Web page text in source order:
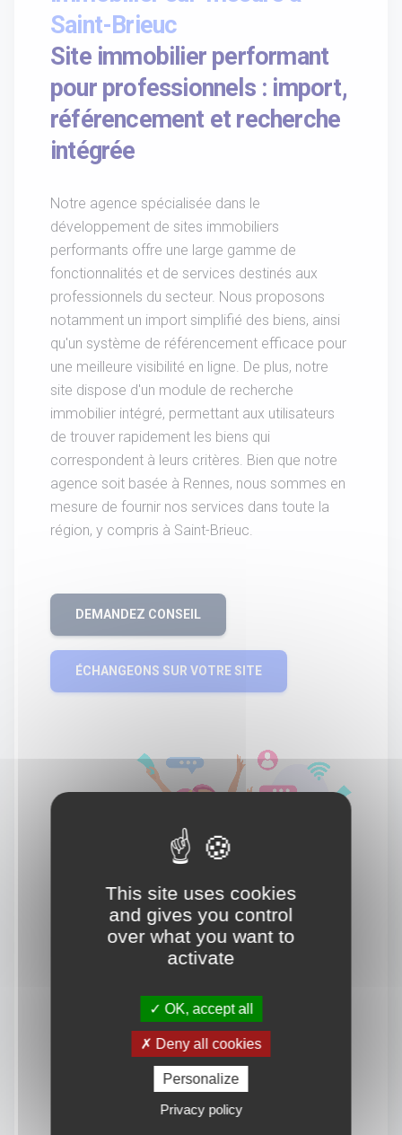
Saint-Brieuc
Site immobilier performant
pour professionnels : import,
référencement et recherche
intégrée
Notre agence spécialisée dans le
développement de sites immobiliers
performants offre une large gamme de
fonctionnalités et de services destinés aux
professionnels du secteur. Nous proposons
notamment un import simplifié des biens, ainsi
qu'un système de référencement efficace pour
une meilleure visibilité en ligne. De plus, notre
site dispose d'un module de recherche
immobilier intégré, permettant aux utilisateurs
de trouver rapidement les biens qui
correspondent à leurs critères. Bien que notre
agence soit basée à Rennes, nous sommes en
mesure de fournir nos services dans toute la
région, y compris à Saint-Brieuc.
DEMANDEZ CONSEIL
ÉCHANGEONS SUR VOTRE SITE
This site uses cookies
and gives you control
over what you want to
activate
OK, accept all
Deny all cookies
Personalize
Privacy policy